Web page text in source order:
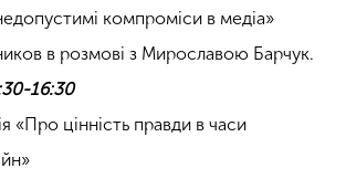
компроміси в медіа»
в розмові з Мирославою Барчук.
16:30
«Про цінність правди в часи